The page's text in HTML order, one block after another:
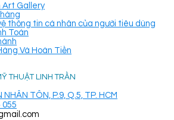
Art Gallery
thông tin cá nhân của người tiêu dùng
Toán
Và Hoàn Tiền
THUẬT LINH TRẦN
NHÂN TÔN, P.9, Q.5, TP. HCM
055